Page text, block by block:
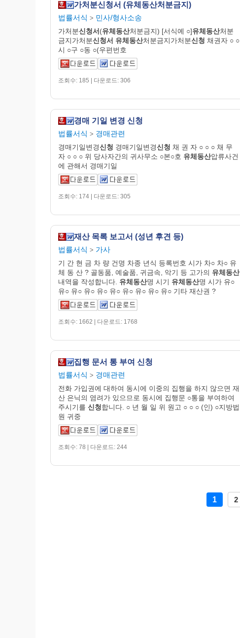
가처분신청서 (유체동산처분금지)
법률서식 > 민사/형사소송
가처분신청서(유체동산처분금지) [서식예 ○]유체동산처분
금지가처분신청서 유체동산처분금지가처분신청 채권자 ○ ○
시 ○구 ○동 ○(우편번호
조회수: 185 | 다운로드: 306
경매 기일 변경 신청
법률서식 > 경매관련
경매기일변경신청 경매기일변경신청 채 권 자 ○ ○ ○ 채 무
자 ○ ○ ○ 위 당사자간의 귀사무소 ○본○호 유체동산압류사건
에 관해서 경매기일
조회수: 174 | 다운로드: 305
재산 목록 보고서 (성년 후견 등)
법률서식 > 가사
기 간 현 금 차 량 건명 차종 년식 등록번호 시가 차○ 차○ 유
체 동 산 ? 골동품, 예술품, 귀금속, 악기 등 고가의 유체동산
내역을 작성합니다. 유체동산명 시기 유체동산명 시가 유○
유○ 유○ 유○ 유○ 유○ 유○ 유○ 유○ 유○ 기타 재산권 ?
조회수: 1662 | 다운로드: 1768
집행 문서 통 부여 신청
법률서식 > 경매관련
전화 가입권에 대하여 동시에 이중의 집행을 하지 않으면 재
산 은닉의 염려가 있으므로 동시에 집행문 ○통을 부여하여
주시기를 신청합니다. ○ 년 월 일 위 원고 ○ ○ ○ (인) ○지방법
원 귀중
조회수: 78 | 다운로드: 244
1 2